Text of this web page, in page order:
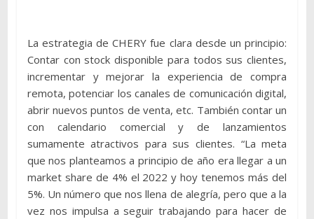
La estrategia de CHERY fue clara desde un principio:
Contar con stock disponible para todos sus clientes,
incrementar y mejorar la experiencia de compra
remota, potenciar los canales de comunicación digital,
abrir nuevos puntos de venta, etc. También contar un
con calendario comercial y de lanzamientos
sumamente atractivos para sus clientes. “La meta
que nos planteamos a principio de año era llegar a un
market share de 4% el 2022 y hoy tenemos más del
5%. Un número que nos llena de alegría, pero que a la
vez nos impulsa a seguir trabajando para hacer de